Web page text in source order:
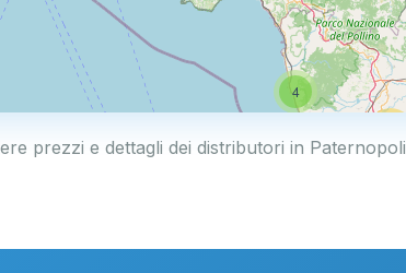
4
prezzi e dettagli dei distributori in Paternopoli